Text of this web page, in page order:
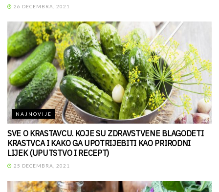
26 DECEMBRA, 2021
NAJNOVIJE
SVE O KRASTAVCU. KOJE SU ZDRAVSTVENE BLAGODETI
KRASTVCA I KAKO GA UPOTRIJEBITI KAO PRIRODNI
LIJEK (UPUTSTVO I RECEPT)
25 DECEMBRA, 2021